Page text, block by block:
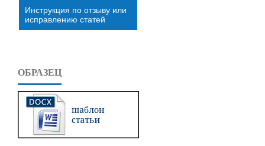
Инструкция по отзыву или
исправлению статей
ОБРАЗЕЦ